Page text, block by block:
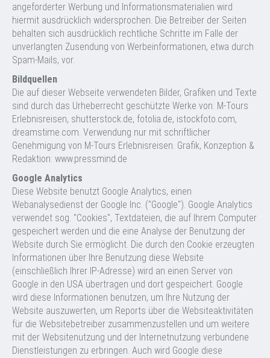
angeforderter Werbung und Informationsmaterialien wird
hiermit ausdrücklich widersprochen. Die Betreiber der Seiten
behalten sich ausdrücklich rechtliche Schritte im Falle der
unverlangten Zusendung von Werbeinformationen, etwa durch
Spam-Mails, vor.
Bildquellen
Die auf dieser Webseite verwendeten Bilder, Grafiken und Texte
sind durch das Urheberrecht geschützte Werke von: M-Tours
Erlebnisreisen, shutterstock.de, fotolia.de, istockfoto.com,
dreamstime.com. Verwendung nur mit schriftlicher
Genehmigung von M-Tours Erlebnisreisen. Grafik, Konzeption &
Redaktion: www.pressmind.de
Google Analytics
Diese Website benutzt Google Analytics, einen
Webanalysedienst der Google Inc. (''Google''). Google Analytics
verwendet sog. ''Cookies'', Textdateien, die auf Ihrem Computer
gespeichert werden und die eine Analyse der Benutzung der
Website durch Sie ermöglicht. Die durch den Cookie erzeugten
Informationen über Ihre Benutzung diese Website
(einschließlich Ihrer IP-Adresse) wird an einen Server von
Google in den USA übertragen und dort gespeichert. Google
wird diese Informationen benutzen, um Ihre Nutzung der
Website auszuwerten, um Reports über die Websiteaktivitäten
für die Websitebetreiber zusammenzustellen und um weitere
mit der Websitenutzung und der Internetnutzung verbundene
Dienstleistungen zu erbringen. Auch wird Google diese